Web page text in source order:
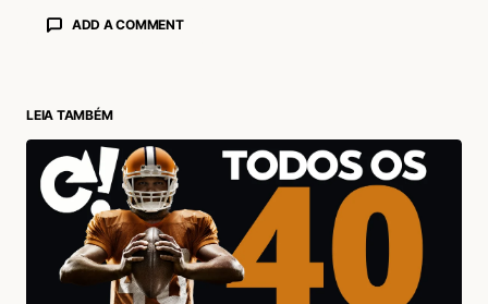
ADD A COMMENT
LEIA TAMBÉM